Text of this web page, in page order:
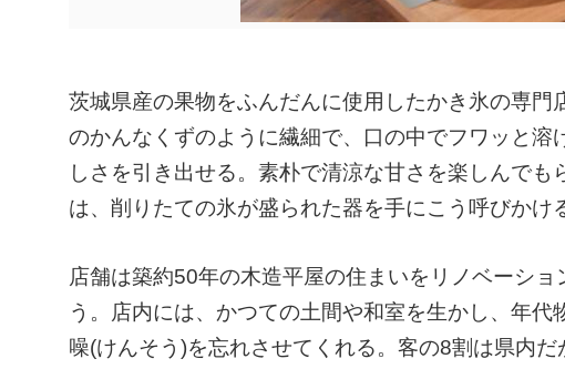
茨城県産の果物をふんだんに使用したかき氷の専
のかんなくずのように繊細で、口の中でフワッと
しさを引き出せる。素朴で清涼な甘さを楽しんで
は、削りたての氷が盛られた器を手にこう呼びかけ
店舗は築約50年の木造平屋の住まいをリノベーシ
う。店内には、かつての土間や和室を生かし、年
噪(けんそう)を忘れさせてくれる。客の8割は県内